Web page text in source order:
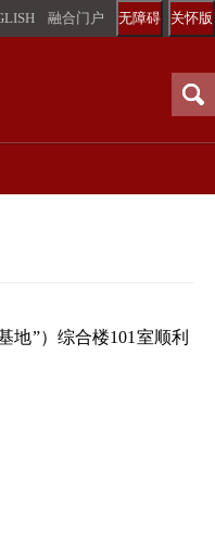
关怀版
无障碍
融合门户
”）综合楼101室顺利